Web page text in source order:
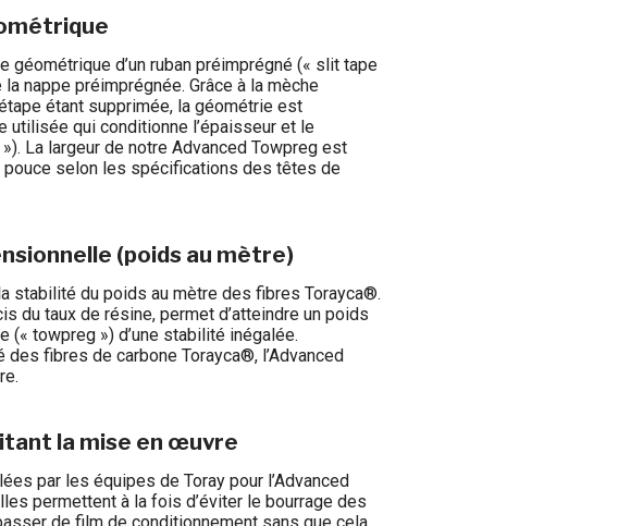
d’un ruban préimprégné (« slit tape
nappe préimprégnée. Grâce à la mèche
étant supprimée, la géométrie est
utilisée qui conditionne l’épaisseur et le
La largeur de notre Advanced Towpreg est
pouce selon les spécifications des têtes de
(poids au mètre)
stabilité du poids au mètre des fibres Torayca®.
du taux de résine, permet d’atteindre un poids
(« towpreg ») d’une stabilité inégalée.
fibres de carbone Torayca®, l’Advanced
la mise en œuvre
par les équipes de Toray pour l’Advanced
permettent à la fois d’éviter le bourrage des